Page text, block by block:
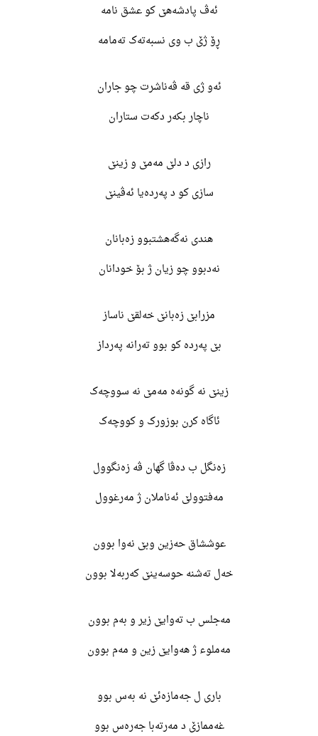
ئەڤ پادشەهێ کو عشق نامە
ڕۆ ژێ ب وی نسبەتەک تەمامە
ئەو ژی قە ڤەناشرت چو جاران
ناچار بکەر دکەت ستاران
رازی د دلێ مەمێ و زینێ
سازی کو د پەردەیا ئەڤینێ
هندی نەگەهشتبوو زەبانان
نەدبوو چو زیان ژ بۆ خودانان
مزرابێ زەبانێ خەلقێ ناساز
بێ پەردە کو بوو تەرانە پەرداز
زینێ نە گونەه مەمێ نە سووچەک
ئاگاه کرن بوزورک و کووچەک
زەنگل ب دەڤا گهان ڤە زەنگوول
مەفتوولێ ئەناملان ژ مەرغوول
عوششاق حەزین وبێ نەوا بوون
خەل تەشنە حوسەینێ کەربەلا بوون
مەجلس ب تەوایێ زیر و بەم بوون
مەملوء ژ هەوایێ زین و مەم بوون
باری ل جەمازەئێ نە بەس بوو
غەممازێ د مەرتەبا جەرەس بوو